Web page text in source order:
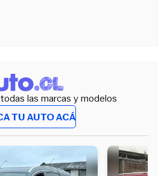
las marcas y modelos
TU AUTO ACÁ